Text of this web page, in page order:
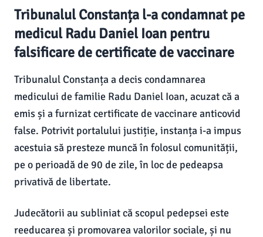
Tribunalul Constanța l-a condamnat pe
medicul Radu Daniel Ioan pentru
falsificare de certificate de vaccinare
Tribunalul Constanța a decis condamnarea
medicului de familie Radu Daniel Ioan, acuzat că a
emis și a furnizat certificate de vaccinare anticovid
false. Potrivit portalului justiție, instanța i-a impus
acestuia să presteze muncă în folosul comunității,
pe o perioadă de 90 de zile, în loc de pedeapsa
privativă de libertate.
Judecătorii au subliniat că scopul pedepsei este
reeducarea și promovarea valorilor sociale, și nu